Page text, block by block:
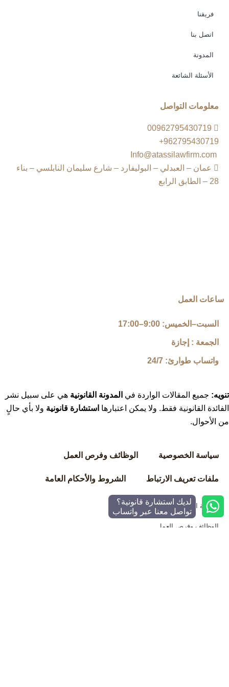
فريقنا
اتصل بنا
المدونة
الأسئلة الشائعة
معلومات التواصل
00962795430719
962795430719+
Info@atassilawfirm.com
عمان – العبدلي – البوليفارد – شارع سليمان النابلسي – بناء
28 – الطابق الرابع
ساعات العمل
السبت–الخميس: 9:00–17:00
الجمعة : إجازة
واتساب طوارئ: 24/7
تنويه: جميع المقالات الواردة في المدونة القانونية هي على سبيل نشر
الفائدة القانونية فقط. ولا يمكن اعتبارها استشارة قانونية ولا بأي حالٍ
من الأحوال.
سياسة الخصوصية الوظائف وفرص العمل
ملفات تعريف الارتباط الشروط والأحكام العامة
سياسة الخصوصية
الوظائف وفرص العمل
لديك استشارة قانونية؟
تواصل معنا عبر واتساب